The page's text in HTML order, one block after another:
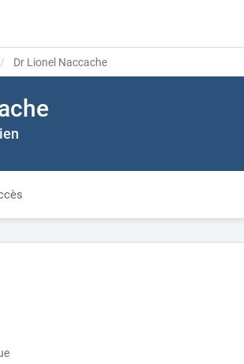
Dr Lionel Naccache